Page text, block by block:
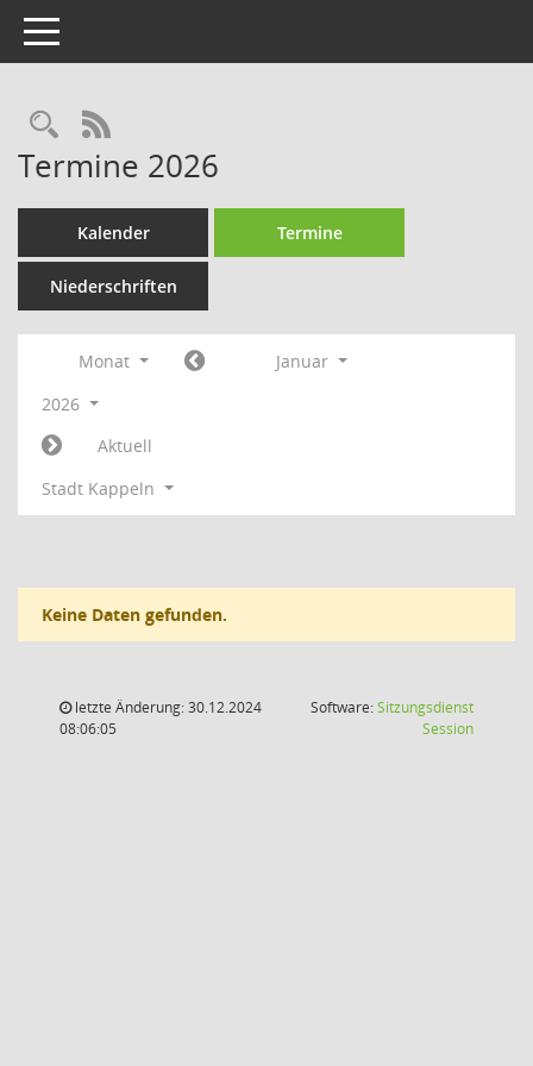
Toggle navigation
Rechercheauswahl
RSS-Feed
Termine 2026
Kalender Termine
Niederschriften
Monat
Januar
2026
Aktuell
Stadt Kappeln
Keine Daten gefunden.
letzte Änderung: 30.12.2024
08:06:05
Software:Sitzungsdienst
Session(Wird in